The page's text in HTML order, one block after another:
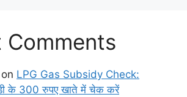
Comments
on LPG Gas Subsidy Check:
के 300 रुपए खाते में चेक करें